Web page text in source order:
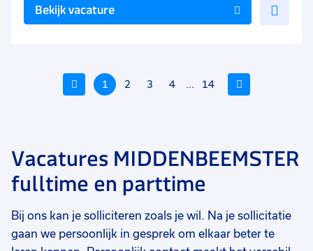
Bekijk vacature
Vorige
1 2 3 4 ... 14
Voeg
toe
aan
toe
favorieten
Assemblagemedewerker Parttime administratief
Vacatures MIDDENBEEMSTER
fulltime en parttime
Bij ons kan je solliciteren zoals je wil. Na je sollicitatie
gaan we persoonlijk in gesprek om elkaar beter te